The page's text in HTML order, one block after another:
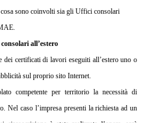
sono coinvolti sia gli Uffici consolari
all’estero
dei certificati di lavori eseguiti all’estero uno o
sul proprio sito Internet.
competente per territorio la necessità di
Nel caso l’impresa presenti la richiesta ad un